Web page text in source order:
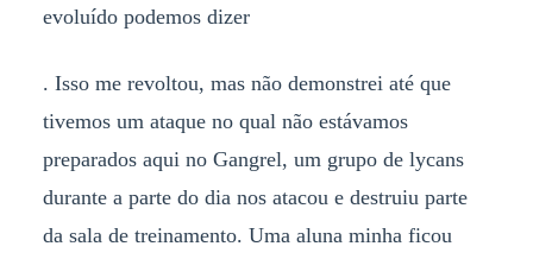
evoluído podemos dizer
. Isso me revoltou, mas não demonstrei até que
tivemos um ataque no qual não estávamos
preparados aqui no Gangrel, um grupo de lycans
durante a parte do dia nos atacou e destruiu parte
da sala de treinamento. Uma aluna minha ficou